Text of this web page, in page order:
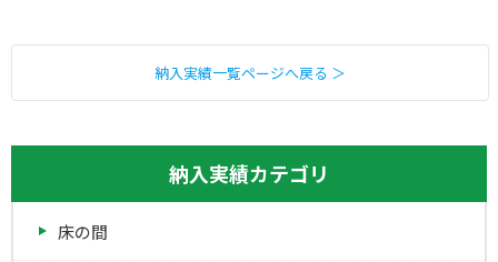
納入実績一覧ページへ戻る ＞
納入実績カテゴリ
床の間